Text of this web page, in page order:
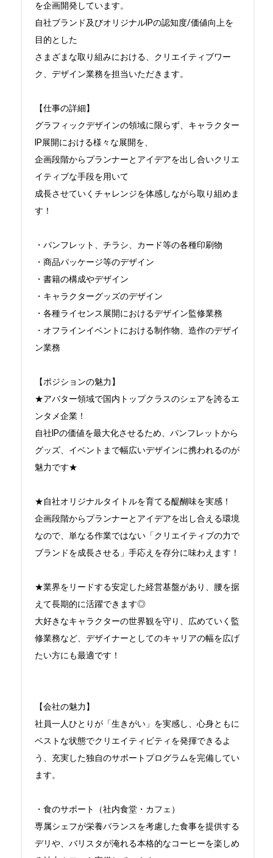
を企画開発しています。
自社ブランド及びオリジナルIPの認知度/価値向上を
目的とした
さまざまな取り組みにおける、クリエイティブワー
ク、デザイン業務を担当いただきます。
【仕事の詳細】
グラフィックデザインの領域に限らず、キャラクター
IP展開における様々な展開を、
企画段階からプランナーとアイデアを出し合いクリエ
イティブな手段を用いて
成長させていくチャレンジを体感しながら取り組めま
す！
・パンフレット、チラシ、カード等の各種印刷物
・商品パッケージ等のデザイン
・書籍の構成やデザイン
・キャラクターグッズのデザイン
・各種ライセンス展開におけるデザイン監修業務
・オフラインイベントにおける制作物、造作のデザイ
ン業務
【ポジションの魅力】
★アバター領域で国内トップクラスのシェアを誇るエ
ンタメ企業！
自社IPの価値を最大化させるため、パンフレットから
グッズ、イベントまで幅広いデザインに携われるのが
魅力です★
★自社オリジナルタイトルを育てる醍醐味を実感！
企画段階からプランナーとアイデアを出し合える環境
なので、単なる作業ではない「クリエイティブの力で
ブランドを成長させる」手応えを存分に味わえます！
★業界をリードする安定した経営基盤があり、腰を据
えて長期的に活躍できます◎
大好きなキャラクターの世界観を守り、広めていく監
修業務など、デザイナーとしてのキャリアの幅を広げ
たい方にも最適です！
【会社の魅力】
社員一人ひとりが「生きがい」を実感し、心身ともに
ベストな状態でクリエイティビティを発揮できるよ
う、充実した独自のサポートプログラムを完備してい
ます。
・食のサポート（社内食堂・カフェ）
専属シェフが栄養バランスを考慮した食事を提供する
デリや、バリスタが淹れる本格的なコーヒーを楽しめ